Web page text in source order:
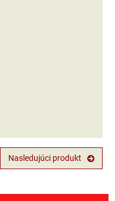
Nasledujúci produkt